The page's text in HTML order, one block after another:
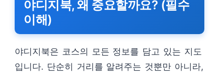
야디지북, 왜 중요할까요? (필수
이해)
야디지북은 코스의 모든 정보를 담고 있는 지도
입니다. 단순히 거리를 알려주는 것뿐만 아니라,